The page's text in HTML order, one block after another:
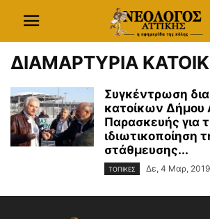
ΔΙΑΜΑΡΤΥΡΙΑ
Συγκέντρωση
κατοίκων Δήμου
Παρασκευής για
ιδιωτικοποίηση
στάθμευσης...
ΤΟΠΙΚΕΣ Δε, 4 Μαρ, 2019